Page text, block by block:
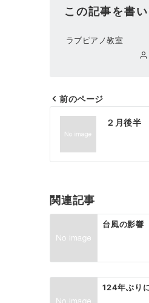
この記事を書
ラブピアノ教室
投
ナ
ゲ
ー
シ
ョ
ン
前のページ
２月後半
関連記事
台風の影響
124年ぶり